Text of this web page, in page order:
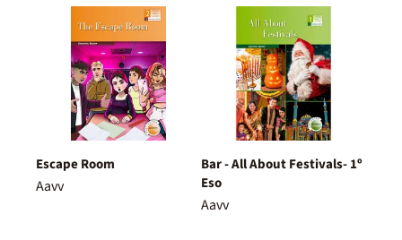
Escape Room
Aavv
Bar - All About Festivals- 1º
Eso
Aavv